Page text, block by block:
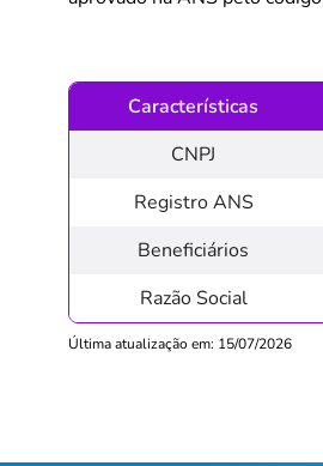
Características
CNPJ
Registro ANS
Beneficiários
Razão Social
Última atualização em: 15/07/2026